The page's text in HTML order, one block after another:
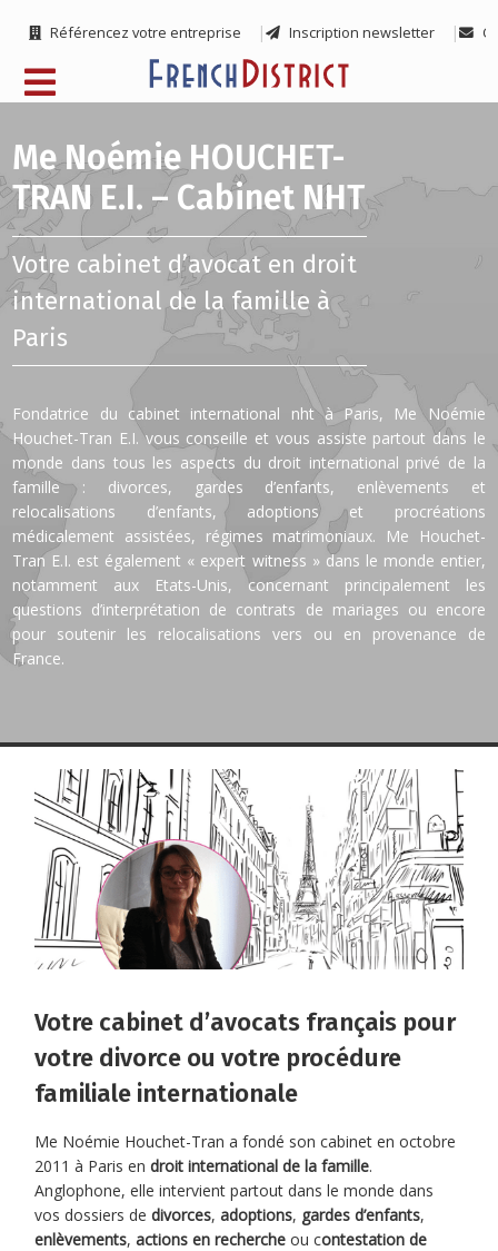
Référencez votre entreprise Inscription newsletter
Me Noémie HOUCHET-
TRAN E.I. – Cabinet NHT
Votre cabinet d’avocat en droit
international de la famille à
Paris
Fondatrice du cabinet international nht à Paris, Me Noémie
Houchet-Tran E.I. vous conseille et vous assiste partout dans le
monde dans tous les aspects du droit international privé de la
famille : divorces, gardes d’enfants, enlèvements et
relocalisations d’enfants, adoptions et procréations
médicalement assistées, régimes matrimoniaux. Me Houchet-
Tran E.I. est également « expert witness » dans le monde entier,
notamment aux Etats-Unis, concernant principalement les
questions d’interprétation de contrats de mariages ou encore
pour soutenir les relocalisations vers ou en provenance de
France.
Votre cabinet d’avocats français pour
votre divorce ou votre procédure
familiale internationale
Me Noémie Houchet-Tran a fondé son cabinet en octobre
2011 à Paris endroit international de la famille.
Anglophone, elle intervient partout dans le monde dans
vos dossiers dedivorces,adoptions, gardes d’enfants,
enlèvements,actions en recherche ou contestation de